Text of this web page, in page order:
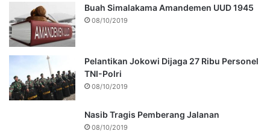
Buah Simalakama Amandemen UUD 1945
08/10/2019
Pelantikan Jokowi Dijaga 27 Ribu Personel
TNI-Polri
08/10/2019
Nasib Tragis Pemberang Jalanan
08/10/2019